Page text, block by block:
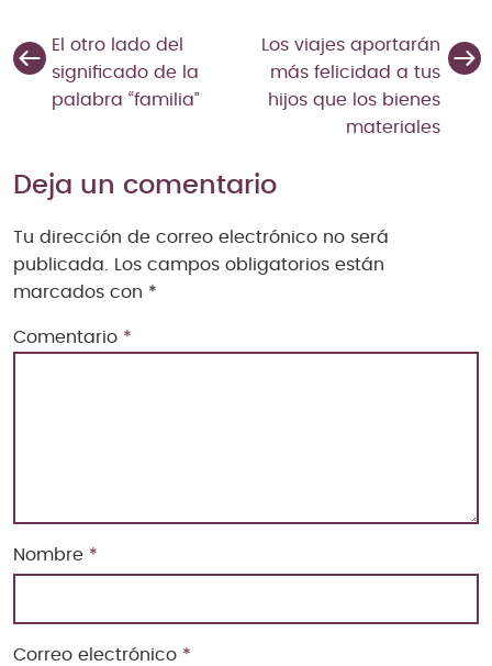
El otro lado del
significado de la
palabra “familia”
Los viajes aportarán
más felicidad a tus
hijos que los bienes
materiales
Deja un comentario
Tu dirección de correo electrónico no será
publicada.
Los campos obligatorios están
marcados con *
Comentario *
Nombre *
Correo electrónico *